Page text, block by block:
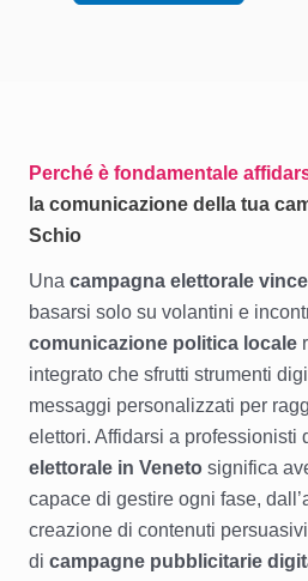
Perché è fondamentale
la comunicazione della tua
Schio
Una campagna elettorale
basarsi solo su volantini e
comunicazione politica locale
integrato che sfrutti strumenti
messaggi personalizzati per
elettori. Affidarsi a professionisti
elettorale in Veneto significa
capace di gestire ogni fase,
creazione di contenuti
di campagne pubblicitarie